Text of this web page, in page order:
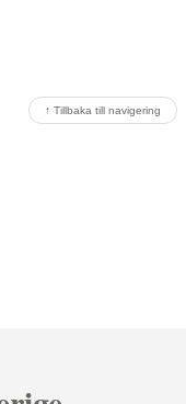
↑ Tillbaka till navigering